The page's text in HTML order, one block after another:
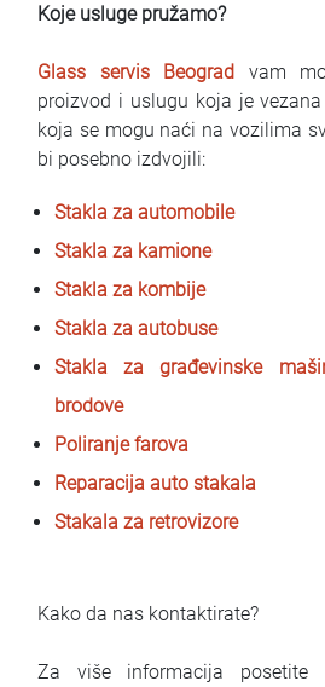
Koje usluge pružamo?
Glass servis Beograd vam
proizvod i uslugu koja je
koja se mogu naći na vozilima
bi posebno izdvojili:
Stakla za automobile
Stakla za kamione
Stakla za kombije
Stakla za autobuse
Stakla za građevinske
brodove
Poliranje farova
Reparacija auto stakala
Stakala za retrovizore
Kako da nas kontaktirate?
Za više informacija posetite